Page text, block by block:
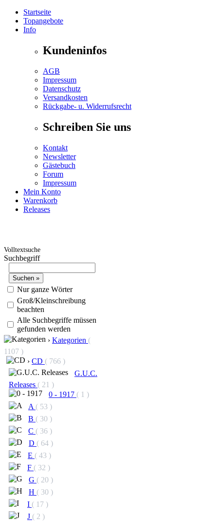
Startseite
Topangebote
Info
Kundeninfos
AGB
Impressum
Datenschutz
Versandkosten
Rückgabe- u. Widerrufsrecht
Schreiben Sie uns
Kontakt
Newsletter
Gästebuch
Forum
Impressum
Mein Konto
Warenkorb
Releases
Volltextsuche
Suchbegriff
Nur ganze Wörter
Groß/Kleinschreibung
beachten
Alle Suchbegriffe müssen
gefunden werden
› Kategorien (
1107 )
› CD ( 766 )
G.U.C.
Releases ( 21 )
0 - 1917 ( 1 )
A ( 53 )
B ( 30 )
C ( 36 )
D ( 64 )
E ( 43 )
F ( 32 )
G ( 20 )
H ( 30 )
I ( 17 )
J ( 2 )